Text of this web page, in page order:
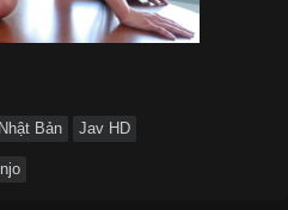
Nhật Bản Jav HD